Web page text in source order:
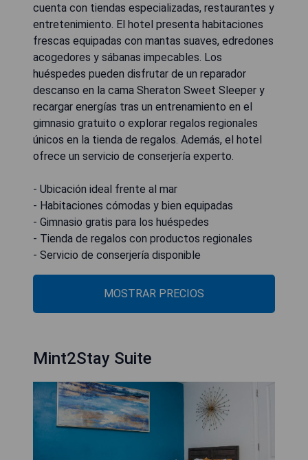
cuenta con tiendas especializadas, restaurantes y
entretenimiento. El hotel presenta habitaciones
frescas equipadas con mantas suaves, edredones
acogedores y sábanas impecables. Los
huéspedes pueden disfrutar de un reparador
descanso en la cama Sheraton Sweet Sleeper y
recargar energías tras un entrenamiento en el
gimnasio gratuito o explorar regalos regionales
únicos en la tienda de regalos. Además, el hotel
ofrece un servicio de conserjería experto.
- Ubicación ideal frente al mar
- Habitaciones cómodas y bien equipadas
- Gimnasio gratis para los huéspedes
- Tienda de regalos con productos regionales
- Servicio de conserjería disponible
MOSTRAR PRECIOS
Mint2Stay Suite